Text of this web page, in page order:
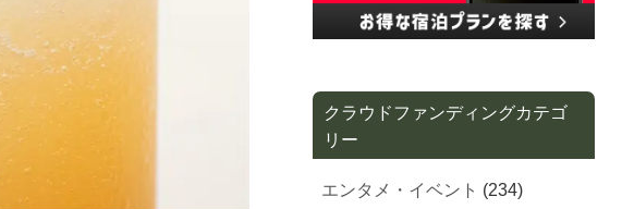
クラウドファンディングカテゴ
リー
エンタメ・イベント (234)